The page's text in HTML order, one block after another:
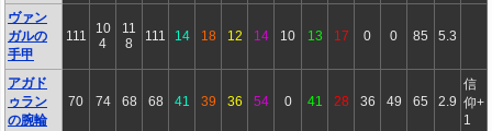
ヴァン
ガルの
手甲
111
10
4
11
8
111 14 18 12 14 10 13 17 0 0 85 5.3
アガド
ゥラン
の腕輪
70 74 68 68 41 39 36 54 0 41 28 36 49 65 2.9
信
仰+
1